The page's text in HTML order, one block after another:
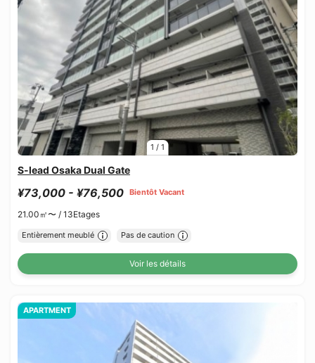
1 / 1
S-lead Osaka Dual Gate
¥73,000 - ¥76,500 Bientôt Vacant
21.00㎡〜 / 13Etages
Entièrement meublé Pas de caution
Voir les détails
APARTMENT